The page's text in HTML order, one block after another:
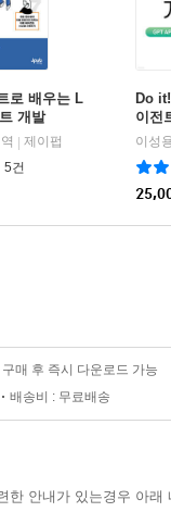
로 배우는 L
개발
| 제이펍
5건
Do
이전
이성
구매 후 즉시 다운로드 가능
배송비 : 무료배송
안내가 있는경우 아